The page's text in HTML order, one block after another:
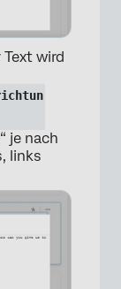
wird
je nach
links